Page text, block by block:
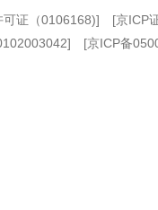
可证（0106168)] [京ICP
[京ICP备